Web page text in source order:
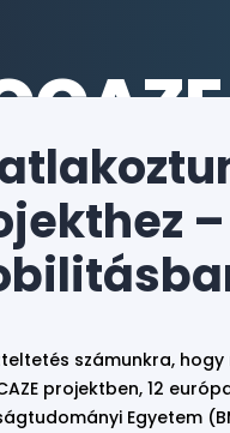
számunkra,
projektben, 12
Egyetem